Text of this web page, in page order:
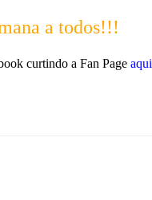
a todos!!!
curtindo a Fan Page aqui